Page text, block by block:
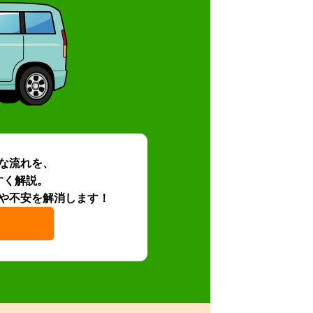
流れを、
解説。
不安を解消します！